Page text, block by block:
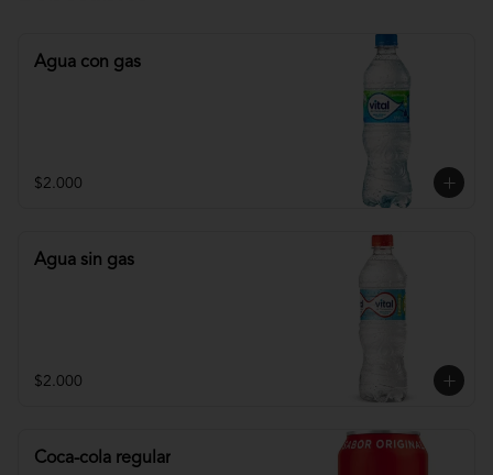
Agua con gas
$2.000
Agua sin gas
$2.000
Coca-cola regular